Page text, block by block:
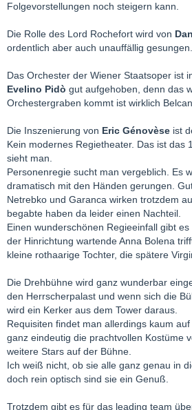
Folgevorstellungen noch steigern kann.
Die Rolle des Lord Rochefort wird von
ordentlich aber auch unauffällig gesungen.
Das Orchester der Wiener Staatsoper ist
Evelino Pidò gut aufgehoben, denn das
Orchestergraben kommt ist wirklich
Die Inszenierung von Eric Génovèse ist
Kein modernes Regietheater. Das ist das
sieht man.
Personenregie sucht man vergeblich. Es
dramatisch mit den Händen gerungen.
Netrebko und Garanca wirken trotzdem
begabte haben da leider einen Nachteil.
Einen wunderschönen Regieeinfall gibt
der Hinrichtung wartende Anna Bolena
kleine rothaarige Tochter, die spätere
Die Drehbühne wird ganz wunderbar
den Herrscherpalast und wenn sich die
wird ein Kerker aus dem Tower daraus.
Requisiten findet man allerdings kaum
ganz eindeutig die prachtvollen Kostüme
weitere Stars auf der Bühne.
Ich weiß nicht, ob sie alle ganz genau in
doch rein optisch sind sie ein Genuß.
Trotzdem gibt es für das leading team